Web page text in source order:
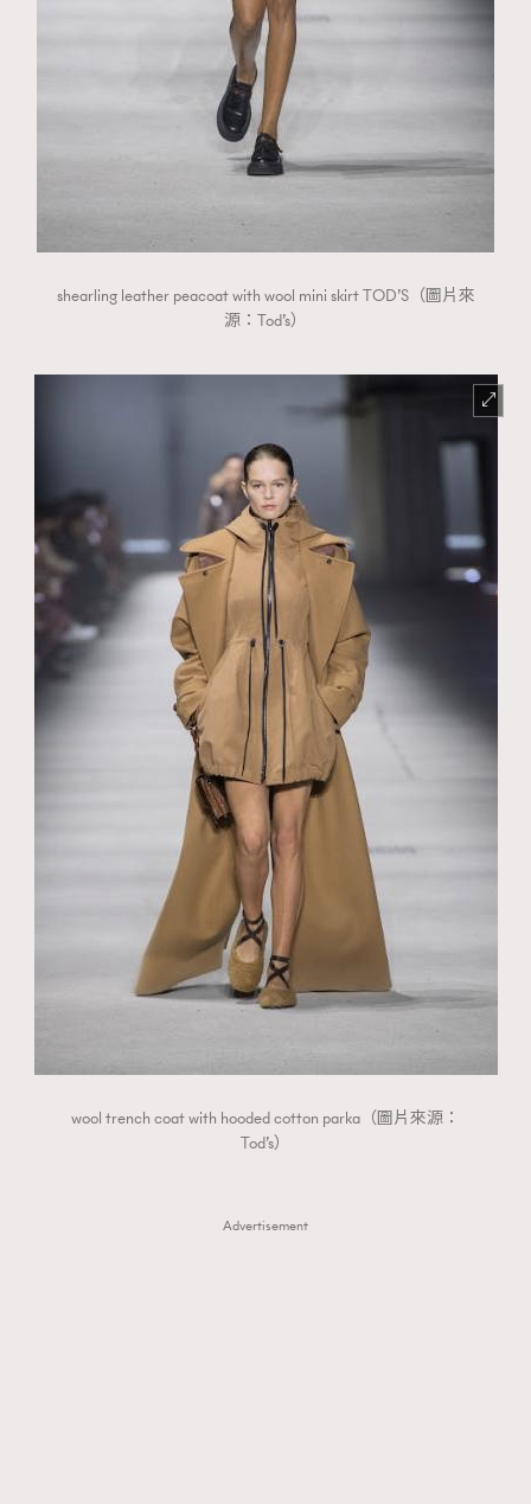
shearling leather peacoat with wool mini skirt TOD’S（圖片來
源：Tod’s）
wool trench coat with hooded cotton parka（圖片來源：
Tod’s）
Advertisement